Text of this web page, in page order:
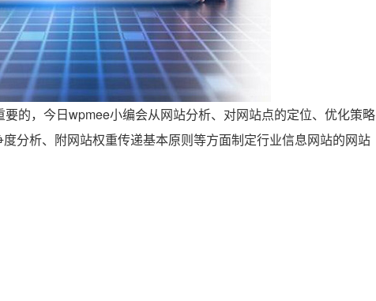
的，今日wpmee小编会从网站分析、对网站点的定位、优化策略
分析、附网站权重传递基本原则等方面制定行业信息网站的网站